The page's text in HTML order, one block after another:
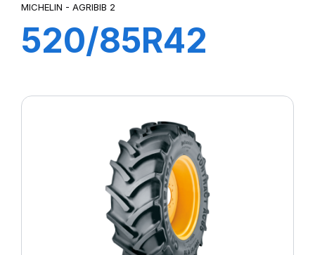
MICHELIN - AGRIBIB 2
520/85R42
AGRIBIB 2